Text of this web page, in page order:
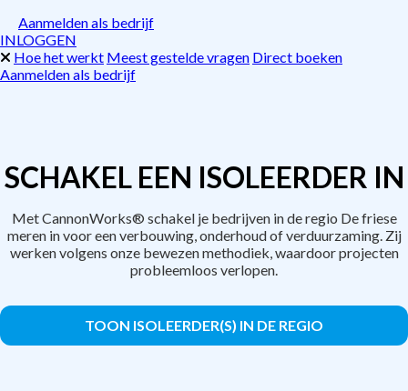
Aanmelden als bedrijf
INLOGGEN
Hoe het werkt Meest gestelde vragen Direct boeken
Aanmelden als bedrijf
SCHAKEL EEN ISOLEERDER IN
Met CannonWorks® schakel je bedrijven in de regio De friese
meren in voor een verbouwing, onderhoud of verduurzaming. Zij
werken volgens onze bewezen methodiek, waardoor projecten
probleemloos verlopen.
TOON ISOLEERDER(S) IN DE REGIO